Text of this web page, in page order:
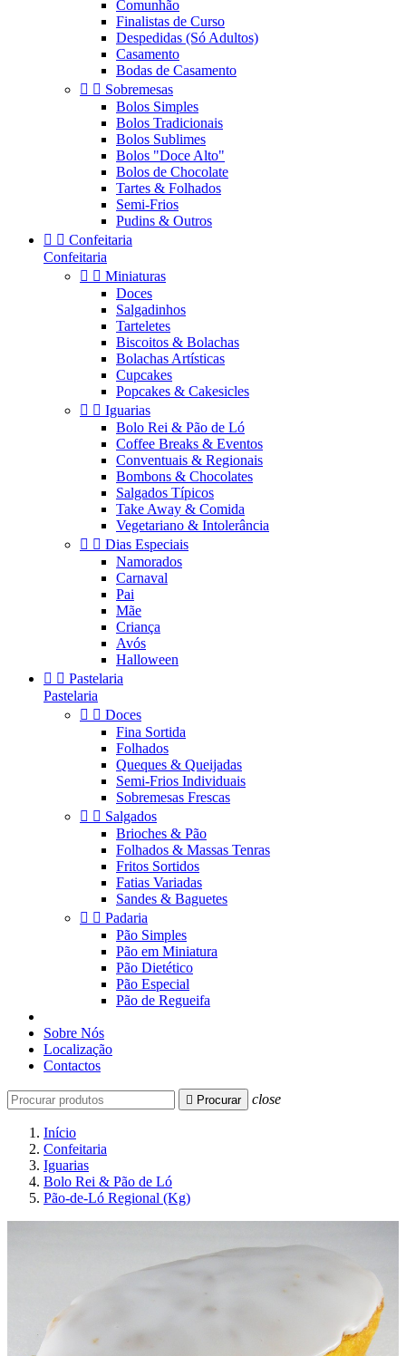
Comunhão
Finalistas de Curso
Despedidas (Só Adultos)
Casamento
Bodas de Casamento
  Sobremesas
Bolos Simples
Bolos Tradicionais
Bolos Sublimes
Bolos "Doce Alto"
Bolos de Chocolate
Tartes & Folhados
Semi-Frios
Pudins & Outros
  Confeitaria
Confeitaria
  Miniaturas
Doces
Salgadinhos
Tarteletes
Biscoitos & Bolachas
Bolachas Artísticas
Cupcakes
Popcakes & Cakesicles
  Iguarias
Bolo Rei & Pão de Ló
Coffee Breaks & Eventos
Conventuais & Regionais
Bombons & Chocolates
Salgados Típicos
Take Away & Comida
Vegetariano & Intolerância
  Dias Especiais
Namorados
Carnaval
Pai
Mãe
Criança
Avós
Halloween
  Pastelaria
Pastelaria
  Doces
Fina Sortida
Folhados
Queques & Queijadas
Semi-Frios Individuais
Sobremesas Frescas
  Salgados
Brioches & Pão
Folhados & Massas Tenras
Fritos Sortidos
Fatias Variadas
Sandes & Baguetes
  Padaria
Pão Simples
Pão em Miniatura
Pão Dietético
Pão Especial
Pão de Regueifa
Sobre Nós
Localização
Contactos
 Procurar close
Início
Confeitaria
Iguarias
Bolo Rei & Pão de Ló
Pão-de-Ló Regional (Kg)